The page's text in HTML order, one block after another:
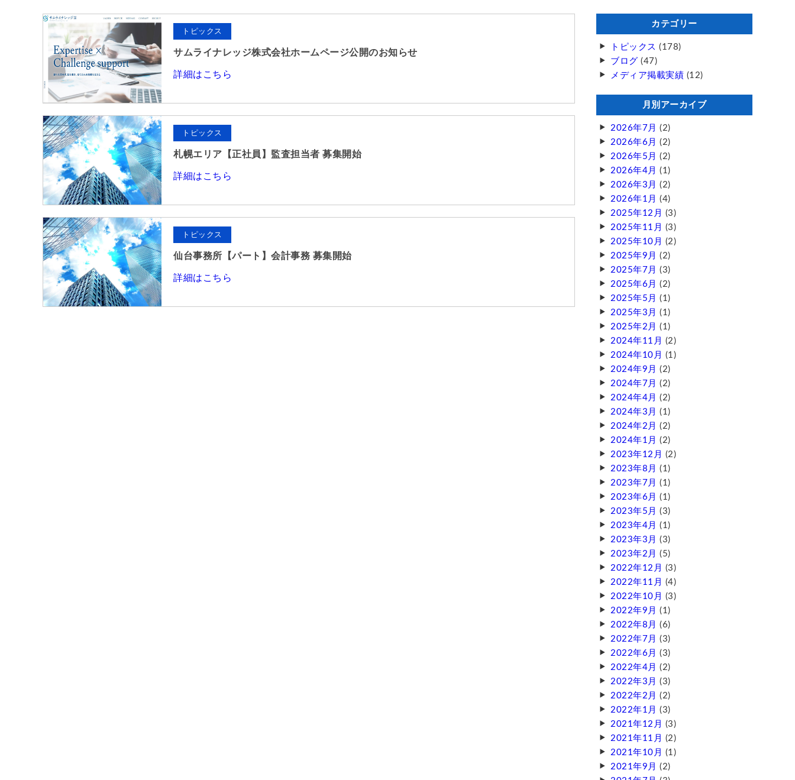
トピックス
サムライナレッジ株式会社ホームページ公開のお知らせ
詳細はこちら
トピックス
札幌エリア【正社員】監査担当者 募集開始
詳細はこちら
トピックス
仙台事務所【パート】会計事務 募集開始
詳細はこちら
カテゴリー
トピックス (178)
ブログ (47)
メディア掲載実績 (12)
月別アーカイブ
2026年7月 (2)
2026年6月 (2)
2026年5月 (2)
2026年4月 (1)
2026年3月 (2)
2026年1月 (4)
2025年12月 (3)
2025年11月 (3)
2025年10月 (2)
2025年9月 (2)
2025年7月 (3)
2025年6月 (2)
2025年5月 (1)
2025年3月 (1)
2025年2月 (1)
2024年11月 (2)
2024年10月 (1)
2024年9月 (2)
2024年7月 (2)
2024年4月 (2)
2024年3月 (1)
2024年2月 (2)
2024年1月 (2)
2023年12月 (2)
2023年8月 (1)
2023年7月 (1)
2023年6月 (1)
2023年5月 (3)
2023年4月 (1)
2023年3月 (3)
2023年2月 (5)
2022年12月 (3)
2022年11月 (4)
2022年10月 (3)
2022年9月 (1)
2022年8月 (6)
2022年7月 (3)
2022年6月 (3)
2022年4月 (2)
2022年3月 (3)
2022年2月 (2)
2022年1月 (3)
2021年12月 (3)
2021年11月 (2)
2021年10月 (1)
2021年9月 (2)